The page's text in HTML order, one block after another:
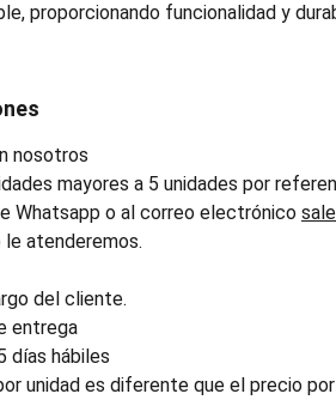
proporcionando funcionalidad y
nosotros
mayores a 5 unidades por
Whatsapp o al correo electrónico
atenderemos.
del cliente.
entrega
días hábiles
unidad es diferente que el precio